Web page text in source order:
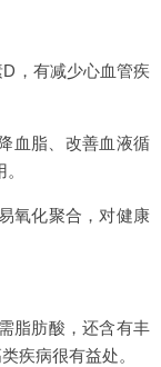
，有减少心血管疾
血脂、改善血液循
氧化聚合，对健康
脂肪酸，还含有丰
疾病很有益处。